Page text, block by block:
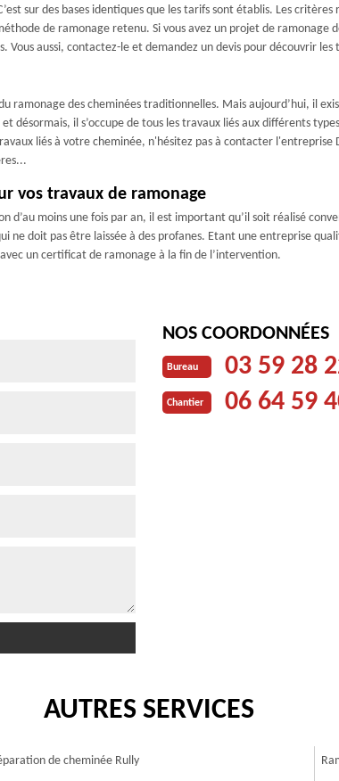
sur des bases identiques que les tarifs sont établis. Les
de ramonage retenu. Si vous avez un projet de ramonage
aussi, contactez-le et demandez un devis pour découvrir les
ramonage des cheminées traditionnelles. Mais aujourd’hui, il
désormais, il s’occupe de tous les travaux liés aux différents
liés à votre cheminée, n'hésitez pas à contacter l'entreprise
vos travaux de ramonage
d’au moins une fois par an, il est important qu’il soit réalisé
doit pas être laissée à des profanes. Etant une entreprise
un certificat de ramonage à la fin de l’intervention.
NOS COORDONNÉES
Bureau 03 59 28
Chantier 06 64 59
AUTRES SERVICES
de cheminée Rully